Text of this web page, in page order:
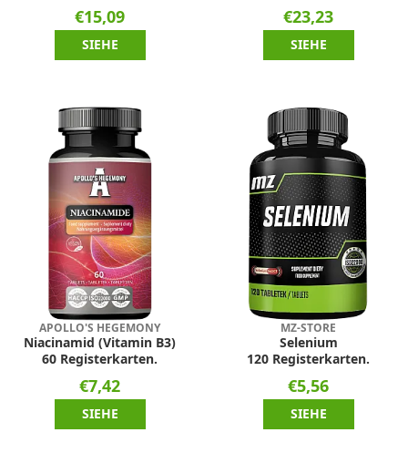
€15,09
SIEHE
€23,23
SIEHE
APOLLO'S HEGEMONY
Niacinamid (Vitamin B3)
60 Registerkarten.
€7,42
SIEHE
MZ-STORE
Selenium
120 Registerkarten.
€5,56
SIEHE